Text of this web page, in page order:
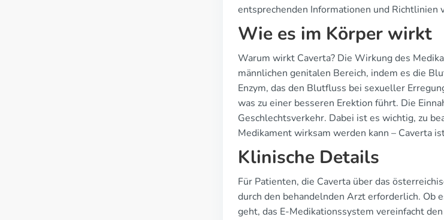
entsprechenden Informationen und Richtlinien
Wie es im Körper wirkt
Warum wirkt Caverta? Die Wirkung des
männlichen genitalen Bereich, indem es die
Enzym, das den Blutfluss bei sexueller
was zu einer besseren Erektion führt. Die
Geschlechtsverkehr. Dabei ist es wichtig, zu
Medikament wirksam werden kann – Caverta
Klinische Details
Für Patienten, die Caverta über das
durch den behandelnden Arzt erforderlich. Ob
geht, das E-Medikationssystem vereinfacht